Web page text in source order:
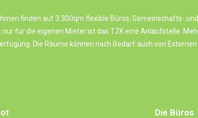
finden auf 3.300qm flexible Büros, Gemeinschafts-
für die eigenen Mieter ist das TZK eine Anlaufstelle.
Die Räume können nach Bedarf auch von
Die Büros